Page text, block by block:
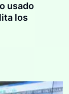
usado
los